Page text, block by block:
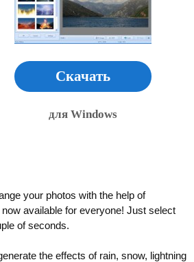
Скачать
для Windows
your photos with the help of
available for everyone! Just select
of seconds.
the effects of rain, snow, lightning